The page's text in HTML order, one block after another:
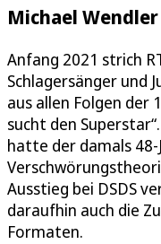
Michael Wendler
Anfang 2021 strich
Schlagersänger und
aus allen Folgen der
sucht den
hatte der damals 48-
Ausstieg bei DSDS
daraufhin auch die
Formaten.